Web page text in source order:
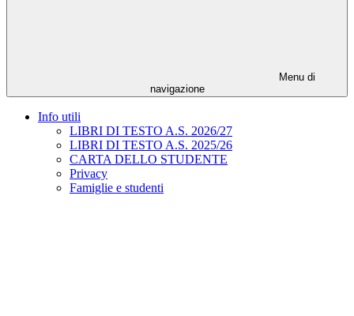
Menu di
navigazione
Info utili
LIBRI DI TESTO A.S. 2026/27
LIBRI DI TESTO A.S. 2025/26
CARTA DELLO STUDENTE
Privacy
Famiglie e studenti